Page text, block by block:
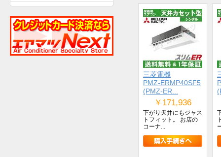
三菱電機
PMZ-ERMP40SF5
(PMZ-ER...
￥171,936
下がり天井にもジャス
トフィット。 お店の
コーナ...